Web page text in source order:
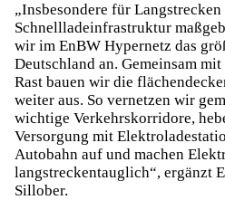
„Insbesondere für
Schnellladeinfrastruktur
wir im EnBW Hypernetz das
Deutschland an. Gemeinsam
Rast bauen wir die
weiter aus. So vernetzen wir
wichtige Verkehrskorridore,
Versorgung mit
Autobahn auf und machen
langstreckentauglich“, ergänzt
Sillober.